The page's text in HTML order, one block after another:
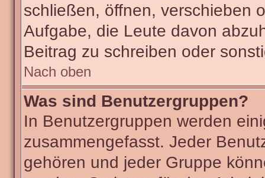
schließen, öffnen, verschieben
Aufgabe, die Leute davon
Beitrag zu schreiben oder
Nach oben
Was sind Benutzergruppen?
In Benutzergruppen werden
zusammengefasst. Jeder
gehören und jeder Gruppe